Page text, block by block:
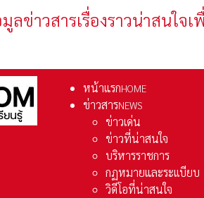
ลข่าวสารเรื่องราวน่าสนใจ
หน้าแรกHOME
ข่าวสารNEWS
ข่าวเด่น
ข่าวที่น่าสนใจ
บริหารราชการ
กฏหมายและระเเบียบ
วิดีโอที่น่าสนใจ